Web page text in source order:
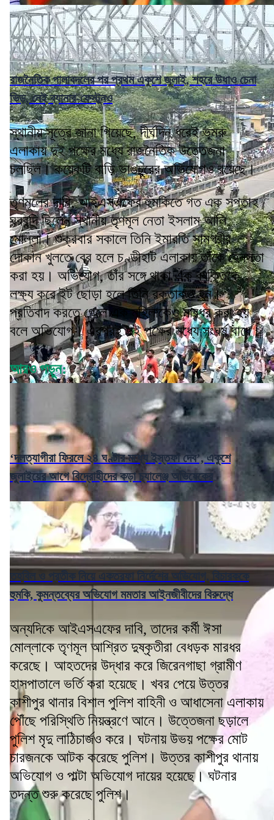
রাজনৈতিক পালাবদলের পর প্রথম একুশে জুলাই, শহরে উধাও চেনা
ভিড়, নেই ব্যানার-ফেস্টুনও
স্থানীয় সূত্রে জানা গিয়েছে, দীর্ঘদিন ধরেই ভূমরু
এলাকায় দুই পক্ষের মধ্যে রাজনৈতিক উত্তেজনা
চলছিল। কয়েকটি বাড়ি ভাঙচুরের অভিযোগও রয়েছে।
তৃণমূলের দাবি, আইএসএফের হুমকিতে গত এক সপ্তাহ
ঘরবন্দি ছিলেন স্থানীয় তৃণমূল নেতা ইসলাম আলি
মোল্লা। শুক্রবার সকালে তিনি ইমারতি সামগ্রীর
দোকান খুলতে বের হলে চণ্ডীহাট এলাকায় তাঁকে হেনস্তা
করা হয়। অভিযোগ, তাঁর সঙ্গে থাকা এক ব্যক্তিকে
লক্ষ্য করে ইট ছোড়া হলে তিনি রক্তাক্ত হন।
প্রতিবাদ করতে গেলে এক মহিলাকেও মারধর করা হয়
বলে অভিযোগ। এরপরই দুই পক্ষের মধ্যে সংঘর্ষ বাধে।
আরও পড়ুন:
‘দলত্যাগীরা ফিরলে ২৪ ঘণ্টার মধ্যে ইস্তফা দেব’, একুশে
জুলাইয়ের আগে বিদ্রোহীদের কড়া চ্যালেঞ্জ অভিষেকের
তহবিল ও প্রতীক নিয়ে একতরফা নির্দেশের অভিযোগ, বিচারককে
হুমকি, কুমন্তব্যের অভিযোগ মমতার আইনজীবীদের বিরুদ্ধে
অন্যদিকে আইএসএফের দাবি, তাদের কর্মী ঈসা
মোল্লাকে তৃণমূল আশ্রিত দুষ্কৃতীরা বেধড়ক মারধর
করেছে। আহতদের উদ্ধার করে জিরেনগাছা গ্রামীণ
হাসপাতালে ভর্তি করা হয়েছে। খবর পেয়ে উত্তর
কাশীপুর থানার বিশাল পুলিশ বাহিনী ও আধাসেনা এলাকায়
পৌঁছে পরিস্থিতি নিয়ন্ত্রণে আনে। উত্তেজনা ছড়ালে
পুলিশ মৃদু লাঠিচার্জও করে। ঘটনায় উভয় পক্ষের মোট
চারজনকে আটক করেছে পুলিশ। উত্তর কাশীপুর থানায়
অভিযোগ ও পাল্টা অভিযোগ দায়ের হয়েছে। ঘটনার
তদন্ত শুরু করেছে পুলিশ।